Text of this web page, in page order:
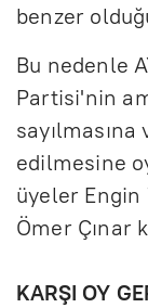
benzer
Bu nedenle
Partisi'nin
edilmesine
üyeler Engin
Ömer Çınar
KARŞI OY